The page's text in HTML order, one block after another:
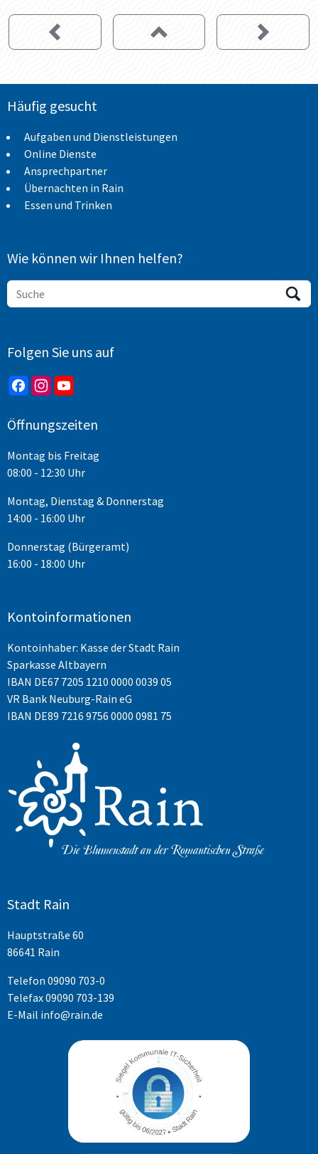
Häufig gesucht
Aufgaben und Dienstleistungen
Online Dienste
Ansprechpartner
Übernachten in Rain
Essen und Trinken
Wie können wir Ihnen helfen?
Folgen Sie uns auf
Öffnungszeiten
Montag bis Freitag
08:00 - 12:30 Uhr
Montag, Dienstag & Donnerstag
14:00 - 16:00 Uhr
Donnerstag (Bürgeramt)
16:00 - 18:00 Uhr
Kontoinformationen
Kontoinhaber: Kasse der Stadt Rain
Sparkasse Altbayern
IBAN DE67 7205 1210 0000 0039 05
VR Bank Neuburg-Rain eG
IBAN DE89 7216 9756 0000 0981 75
Stadt Rain
Hauptstraße 60
86641 Rain
Telefon 09090 703-0
Telefax 09090 703-139
E-Mail info@rain.de